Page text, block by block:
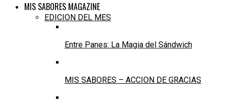
MIS SABORES MAGAZINE
EDICION DEL MES
Entre Panes: La Magia del Sándwich
MIS SABORES – ACCION DE GRACIAS